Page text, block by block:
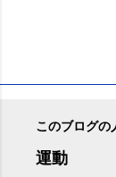
このブログの
運動